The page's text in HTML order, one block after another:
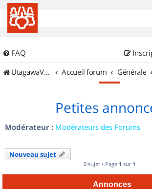
FAQ
UtagawaVTT (Randos VTT et VTTAE avec traces GPS)
Accueil forum Générale
Petites
Modérateur : Modérateurs des Forums
Nouveau sujet
0 sujet • Page 1 sur 1
Annonces